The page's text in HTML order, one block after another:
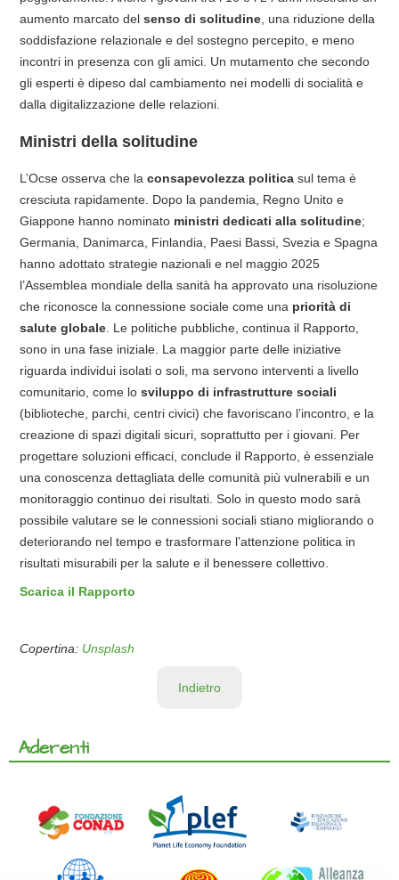
aumento marcato del senso di solitudine , una riduzione della
soddisfazione relazionale e del sostegno percepito, e meno
incontri in presenza con gli amici. Un mutamento che secondo
gli esperti è dipeso dal cambiamento nei modelli di socialità e
dalla digitalizzazione delle relazioni.
Ministri della solitudine
L’Ocse osserva che la consapevolezza politica sul tema è
cresciuta rapidamente. Dopo la pandemia, Regno Unito e
Giappone hanno nominato ministri dedicati alla solitudine;
Germania, Danimarca, Finlandia, Paesi Bassi, Svezia e Spagna
hanno adottato strategie nazionali e nel maggio 2025
l’Assemblea mondiale della sanità ha approvato una risoluzione
che riconosce la connessione sociale come una priorità di
salute globale . Le politiche pubbliche, continua il Rapporto,
sono in una fase iniziale. La maggior parte delle iniziative
riguarda individui isolati o soli, ma servono interventi a livello
comunitario, come lo sviluppo di infrastrutture sociali
(biblioteche, parchi, centri civici) che favoriscano l’incontro, e la
creazione di spazi digitali sicuri, soprattutto per i giovani. Per
progettare soluzioni efficaci, conclude il Rapporto, è essenziale
una conoscenza dettagliata delle comunità più vulnerabili e un
monitoraggio continuo dei risultati. Solo in questo modo sarà
possibile valutare se le connessioni sociali stiano migliorando o
deteriorando nel tempo e trasformare l’attenzione politica in
risultati misurabili per la salute e il benessere collettivo.
Scarica il Rapporto
Copertina: Unsplash
Indietro
Aderenti